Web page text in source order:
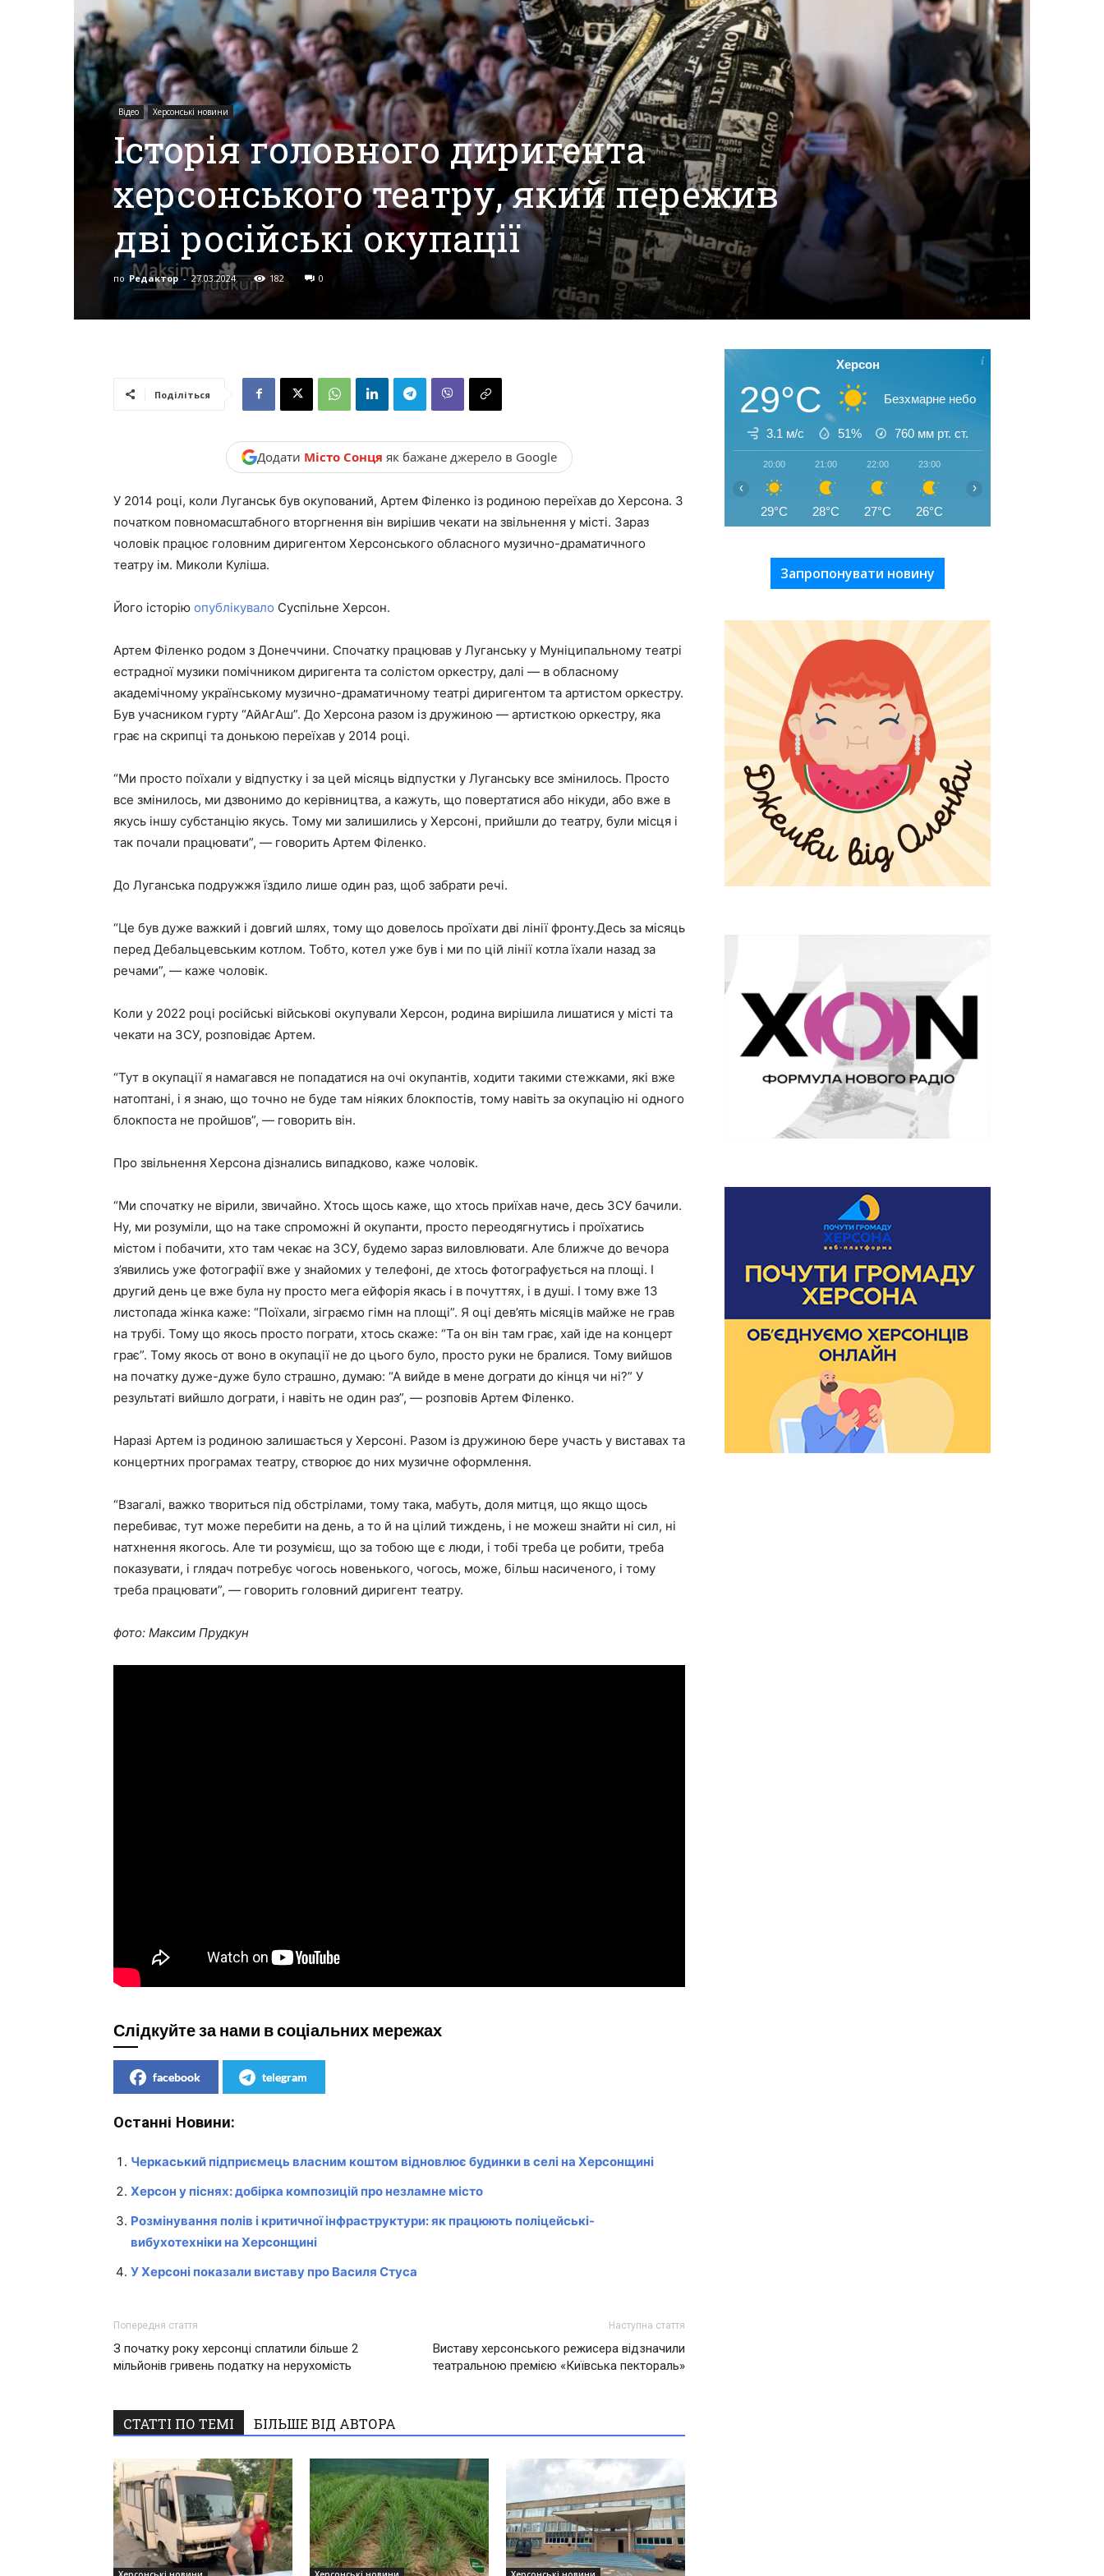
Херсона,
Херсонщини,
Події
Херсон,
Херсонські
новини,
Україна.
Відео Херсонські новини
Історія головного диригента
херсонського театру, який пережив
дві російські окупації
по Редактор - 27.03.2024 182 0
Поділіться
Додати Місто Сонця як бажане джерело в Google
У 2014 році, коли Луганськ був окупований, Артем Філенко із родиною переїхав до Херсона. З
початком повномасштабного вторгнення він вирішив чекати на звільнення у місті. Зараз
чоловік працює головним диригентом Херсонського обласного музично-драматичного
театру ім. Миколи Куліша.
Його історію опублікувало Суспільне Херсон.
Артем Філенко родом з Донеччини. Спочатку працював у Луганську у Муніципальному театрі
естрадної музики помічником диригента та солістом оркестру, далі — в обласному
академічному українському музично-драматичному театрі диригентом та артистом оркестру.
Був учасником гурту “АйАгАш”. До Херсона разом із дружиною — артисткою оркестру, яка
грає на скрипці та донькою переїхав у 2014 році.
“Ми просто поїхали у відпустку і за цей місяць відпустки у Луганську все змінилось. Просто
все змінилось, ми дзвонимо до керівництва, а кажуть, що повертатися або нікуди, або вже в
якусь іншу субстанцію якусь. Тому ми залишились у Херсоні, прийшли до театру, були місця і
так почали працювати”, — говорить Артем Філенко.
До Луганська подружжя їздило лише один раз, щоб забрати речі.
“Це був дуже важкий і довгий шлях, тому що довелось проїхати дві лінії фронту.Десь за місяць
перед Дебальцевським котлом. Тобто, котел уже був і ми по цій лінії котла їхали назад за
речами”, — каже чоловік.
Коли у 2022 році російські військові окупували Херсон, родина вирішила лишатися у місті та
чекати на ЗСУ, розповідає Артем.
“Тут в окупації я намагався не попадатися на очі окупантів, ходити такими стежками, які вже
натоптані, і я знаю, що точно не буде там ніяких блокпостів, тому навіть за окупацію ні одного
блокпоста не пройшов”, — говорить він.
Про звільнення Херсона дізнались випадково, каже чоловік.
“Ми спочатку не вірили, звичайно. Хтось щось каже, що хтось приїхав наче, десь ЗСУ бачили.
Ну, ми розуміли, що на таке спроможні й окупанти, просто переодягнутись і проїхатись
містом і побачити, хто там чекає на ЗСУ, будемо зараз виловлювати. Але ближче до вечора
з’явились уже фотографії вже у знайомих у телефоні, де хтось фотографується на площі. І
другий день це вже була ну просто мега ейфорія якась і в почуттях, і в душі. І тому вже 13
листопада жінка каже: “Поїхали, зіграємо гімн на площі”. Я оці дев’ять місяців майже не грав
на трубі. Тому що якось просто пограти, хтось скаже: “Та он він там грає, хай іде на концерт
грає”. Тому якось от воно в окупації не до цього було, просто руки не бралися. Тому вийшов
на початку дуже-дуже було страшно, думаю: “А вийде в мене дограти до кінця чи ні?” У
результаті вийшло дограти, і навіть не один раз”, — розповів Артем Філенко.
Наразі Артем із родиною залишається у Херсоні. Разом із дружиною бере участь у виставах та
концертних програмах театру, створює до них музичне оформлення.
“Взагалі, важко твориться під обстрілами, тому така, мабуть, доля митця, що якщо щось
перебиває, тут може перебити на день, а то й на цілий тиждень, і не можеш знайти ні сил, ні
натхнення якогось. Але ти розумієш, що за тобою ще є люди, і тобі треба це робити, треба
показувати, і глядач потребує чогось новенького, чогось, може, більш насиченого, і тому
треба працювати”, — говорить головний диригент театру.
фото: Максим Прудкун
Слідкуйте за нами в соціальних мережах
facebook telegram
Останні Новини:
Черкаський підприємець власним коштом відновлює будинки в селі на Херсонщині
Херсон у піснях: добірка композицій про незламне місто
Розмінування полів і критичної інфраструктури: як працюють поліцейські-
вибухотехніки на Херсонщині
У Херсоні показали виставу про Василя Стуса
Попередня стаття
З початку року херсонці сплатили більше 2
мільйонів гривень податку на нерухомість
Наступна стаття
Виставу херсонського режисера відзначили
театральною премією «Київська пектораль»
СТАТТІ ПО ТЕМІ БІЛЬШЕ ВІД АВТОРА
Херсон
29°C Безхмарне небо
3.1 м/с 51% 760 мм рт. ст.
20:00
29°C
21:00
28°C
22:00
27°C
23:00
26°C
‹ ›
Запропонувати новину